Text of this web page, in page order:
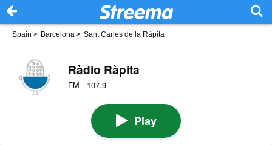
Spain > Barcelona > Sant Carles de la Ràpita
Ràdio Ràpita
FM · 107.9
Play